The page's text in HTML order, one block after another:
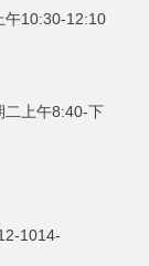
午10:30-12:10
二上午8:40-下
1014-